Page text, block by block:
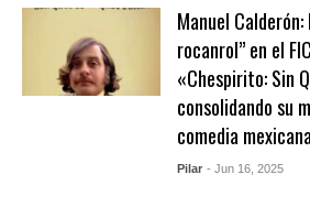
Manuel
rocanrol” en el
«Chespirito: Sin
consolidando su
comedia mexicana
Pilar - Jun 16, 2025